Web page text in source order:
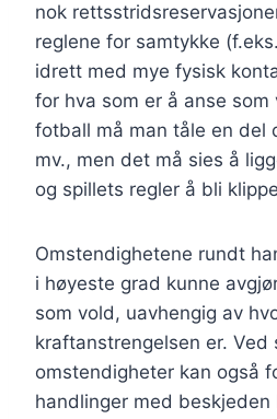
nok
reglene for samtykke
idrett med mye fysisk
for hva som er å anse som
fotball må man tåle en del
mv., men det må sies å
og spillets regler å bli
Omstendighetene rundt
i høyeste grad kunne
som vold, uavhengig av
kraftanstrengelsen er.
omstendigheter kan også
handlinger med